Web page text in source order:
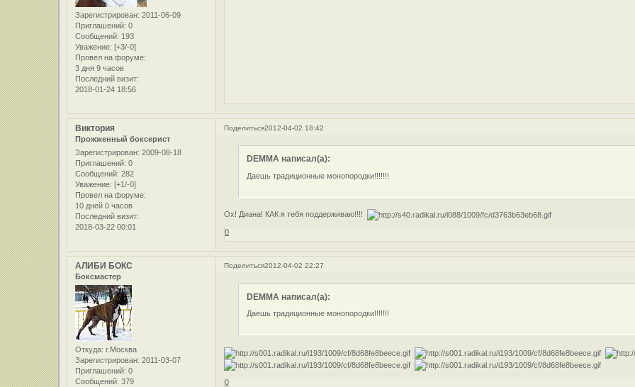
Зарегистрирован: 2011-06-09
Приглашений: 0
Сообщений: 193
Уважение: [+3/-0]
Провел на форуме:
3 дня 9 часов
Последний визит:
2018-01-24 18:56
Поделиться2012-04-02 18:42
Виктория
Прожженный боксерист
Зарегистрирован: 2009-08-18
Приглашений: 0
Сообщений: 282
Уважение: [+1/-0]
Провел на форуме:
10 дней 0 часов
Последний визит:
2018-03-22 00:01
DEMMA написал(а):
Даешь традиционные монопородки!!!!!!!
Ох! Диана! КАК я тебя поддерживаю!!!!
0
Поделиться2012-04-02 22:27
АЛИБИ БОКС
Боксмастер
Откуда: г.Москва
Зарегистрирован: 2011-03-07
Приглашений: 0
Сообщений: 379
DEMMA написал(а):
Даешь традиционные монопородки!!!!!!!
0